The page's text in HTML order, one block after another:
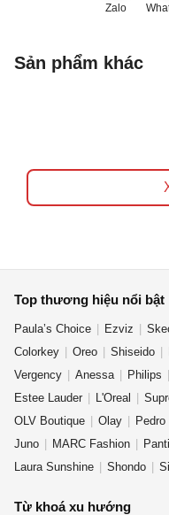
Zalo
Sản phẩm khác
Top thương hiệu nổi bật
Paula’s Choice Ezviz
Colorkey
Oreo Shiseido
Vergency
Anessa Philips
Estee Lauder
L'Oreal
OLV Boutique
Olay Pedro
Juno
MARC Fashion
Laura Sunshine
Shondo
Từ khoá xu hướng